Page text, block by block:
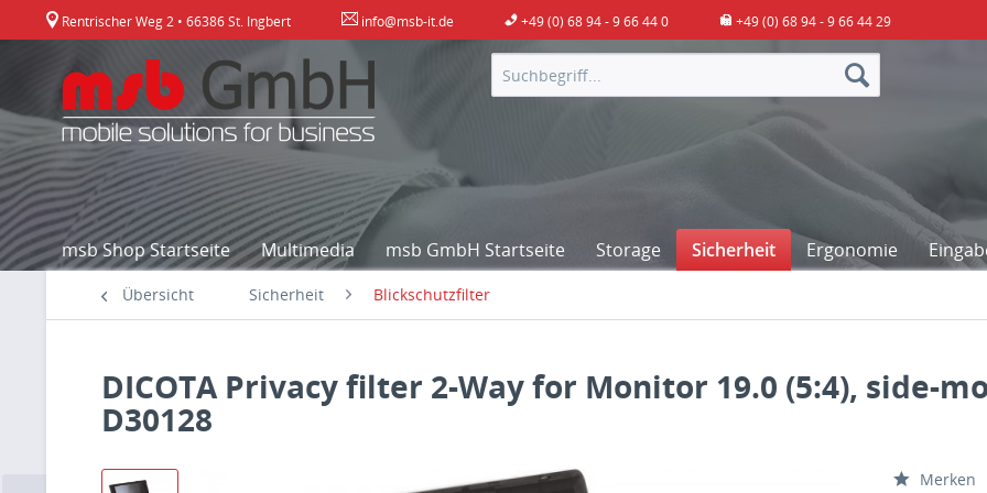
Rentrischer Weg 2 • 66386 St. Ingbert info@msb-it.de +49 (0) 68 94 - 9 66 44 0 +49 (0) 68 94 - 9 66 44 29
msb Shop Startseite Multimedia msb GmbH Startseite Storage Sicherheit Ergonomie
Übersicht Sicherheit Blickschutzfilter
DICOTA Privacy filter 2-Way for Monitor 19.0 (5:4), side-
D30128
Merken